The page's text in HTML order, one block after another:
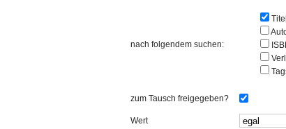
nach folgendem suchen:
Titel
zum Tausch freigegeben?
Wert